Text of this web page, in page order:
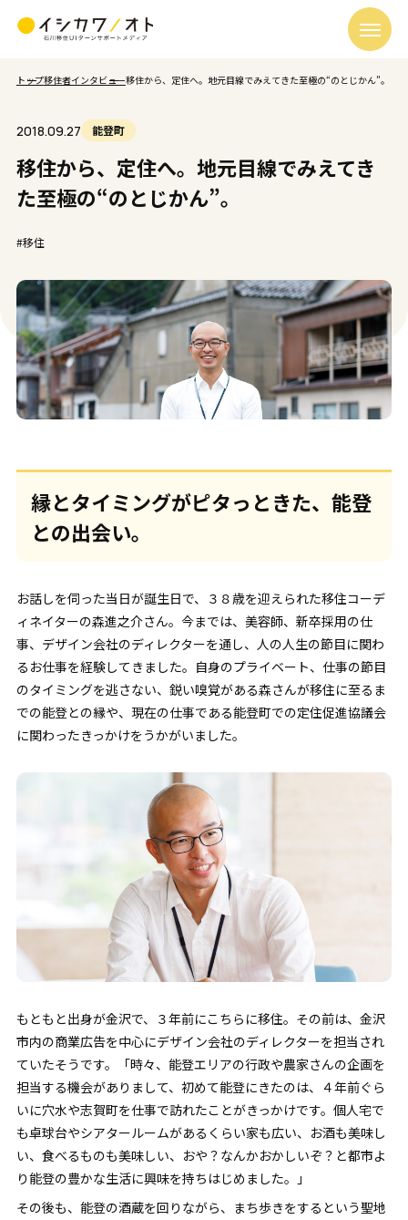
トップ移住者インタビュー移住から、定住へ。地元目線でみえてきた至極の“のとじかん”。
2018.09.27 能登町
移住から、定住へ。地元目線でみえてき
た至極の“のとじかん”。
#移住
縁とタイミングがピタっときた、能登
との出会い。
お話しを伺った当日が誕生日で、３８歳を迎えられた移住コーデ
ィネイターの森進之介さん。今までは、美容師、新卒採用の仕
事、デザイン会社のディレクターを通し、人の人生の節目に関わ
るお仕事を経験してきました。自身のプライベート、仕事の節目
のタイミングを逃さない、鋭い嗅覚がある森さんが移住に至るま
での能登との縁や、現在の仕事である能登町での定住促進協議会
に関わったきっかけをうかがいました。
もともと出身が金沢で、３年前にこちらに移住。その前は、金沢
市内の商業広告を中心にデザイン会社のディレクターを担当され
ていたそうです。「時々、能登エリアの行政や農家さんの企画を
担当する機会がありまして、初めて能登にきたのは、４年前ぐら
いに穴水や志賀町を仕事で訪れたことがきっかけです。個人宅で
も卓球台やシアタールームがあるくらい家も広い、お酒も美味し
い、食べるものも美味しい、おや？なんかおかしいぞ？と都市よ
り能登の豊かな生活に興味を持ちはじめました。」
その後も、能登の酒蔵を回りながら、まち歩きをするという聖地